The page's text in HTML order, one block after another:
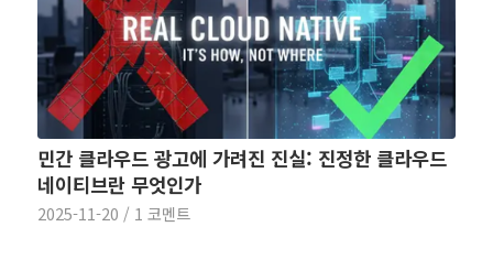
민간 클라우드 광고에 가려진 진실: 진정한 클라우드
네이티브란 무엇인가
2025-11-20 / 1 코멘트